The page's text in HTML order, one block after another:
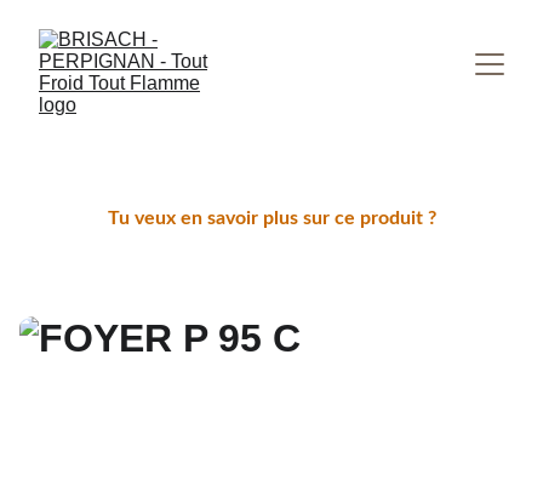
Tu veux en savoir plus sur ce produit ?